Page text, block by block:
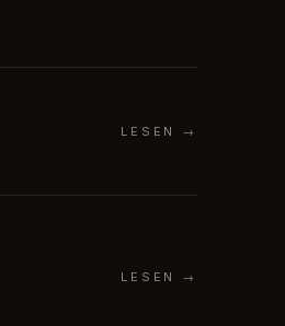
LESEN →
LESEN →